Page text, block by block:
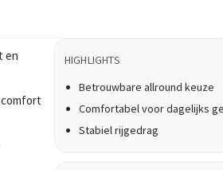
en
comfort
HIGHLIGHTS
Betrouwbare allround keuze
Comfortabel voor dagelijks
Stabiel rijgedrag